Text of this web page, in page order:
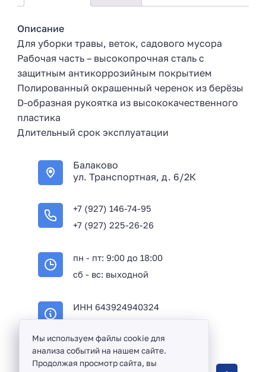
Описание
Для уборки травы, веток, садового мусора
Рабочая часть – высокопрочная сталь с
защитным антикоррозийным покрытием
Полированный окрашенный черенок из берёзы
D-образная рукоятка из высококачественного
пластика
Длительный срок эксплуатации
Балаково
ул. Транспортная, д. 6/2К
+7 (927) 146-74-95
+7 (927) 225-26-26
пн - пт: 9:00 до 18:00
сб - вс: выходной
ИНН 643924940324
Оптовая продажа сантехники и комплектующих
Мы используем файлы cookie для
анализа событий на нашем сайте.
Продолжая просмотр сайта, вы